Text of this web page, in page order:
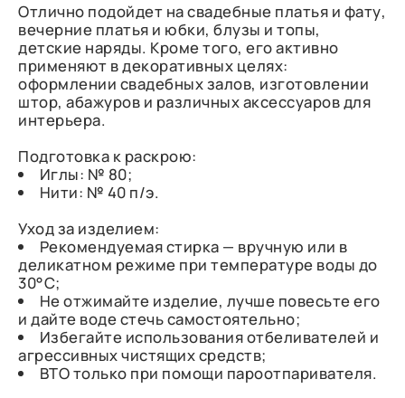
Отлично подойдет на свадебные платья и фату,
вечерние платья и юбки, блузы и топы,
детские наряды. Кроме того, его активно
применяют в декоративных целях:
оформлении свадебных залов, изготовлении
штор, абажуров и различных аксессуаров для
интерьера.
Подготовка к раскрою:
Иглы: № 80;
Нити: № 40 п/э.
Уход за изделием:
Рекомендуемая стирка — вручную или в
деликатном режиме при температуре воды до
30°C;
Не отжимайте изделие, лучше повесьте его
и дайте воде стечь самостоятельно;
Избегайте использования отбеливателей и
агрессивных чистящих средств;
ВТО только при помощи пароотпаривателя.